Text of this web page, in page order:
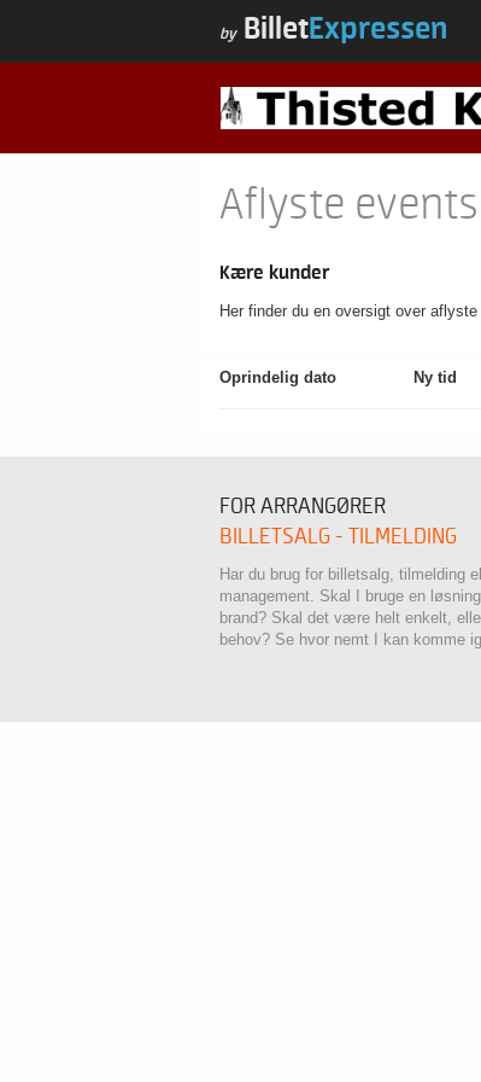
byBilletExpressen
Aflyste events
Kære kunder
Her finder du en oversigt over
Oprindelig dato Ny tid
FOR ARRANGØRER
BILLETSALG - TILMELDING
Har du brug for billetsalg, tilmelding
management. Skal I bruge en
brand? Skal det være helt enkelt,
behov? Se hvor nemt I kan komme